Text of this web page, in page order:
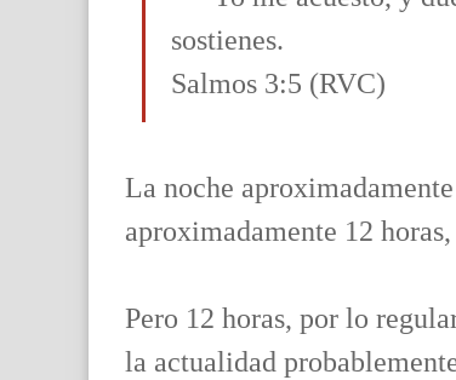
sostienes.
Salmos 3:5 (RVC)
La noche
aproximadamente 12
Pero 12 horas, por lo
la actualidad